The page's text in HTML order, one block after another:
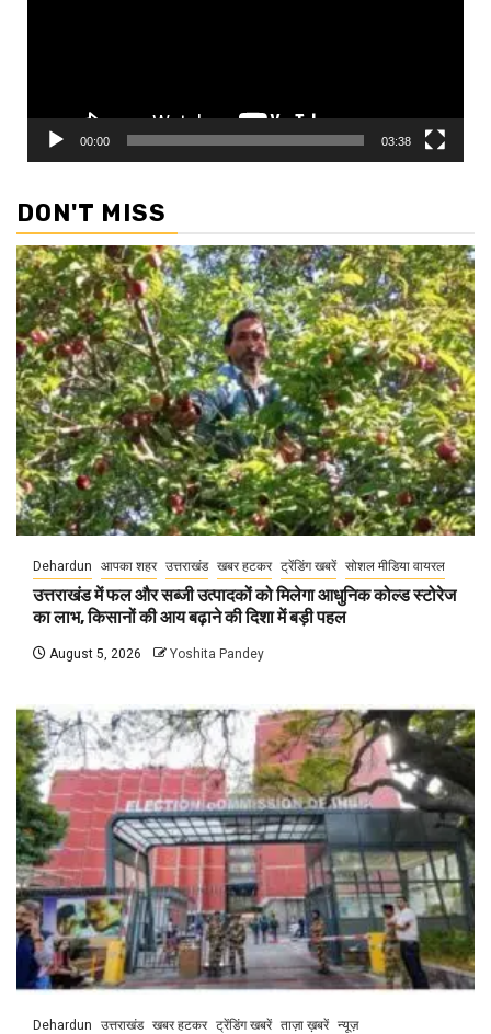
00:00 03:38
DON'T MISS
Dehardun आपका शहर उत्तराखंड खबर हटकर ट्रेंडिंग खबरें सोशल मीडिया वायरल
उत्तराखंड में फल और सब्जी उत्पादकों को मिलेगा आधुनिक कोल्ड स्टोरेज
का लाभ, किसानों की आय बढ़ाने की दिशा में बड़ी पहल
August 5, 2026 Yoshita Pandey
Dehardun उत्तराखंड खबर हटकर ट्रेंडिंग खबरें ताज़ा ख़बरें न्यूज़